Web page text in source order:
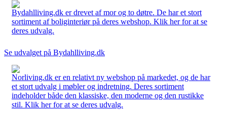
Bydahlliving.dk er drevet af mor og to døtre. De har et stort
sortiment af boliginteriør på deres webshop. Klik her for at se
deres udvalg.
Se udvalget på Bydahlliving.dk
Norliving.dk er en relativt ny webshop på markedet, og de har
et stort udvalg i møbler og indretning. Deres sortiment
indeholder både den klassiske, den moderne og den rustikke
stil. Klik her for at se deres udvalg.